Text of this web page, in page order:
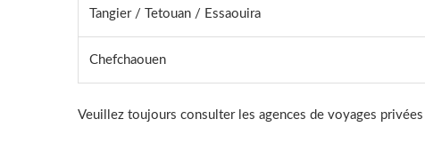
Tangier / Tetouan / Essaouira
Chefchaouen
Veuillez toujours consulter les agences de voyages